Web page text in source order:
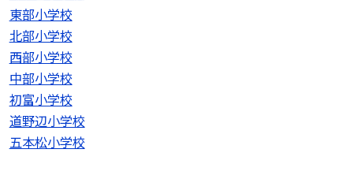
東部小学校
北部小学校
西部小学校
中部小学校
初富小学校
道野辺小学校
五本松小学校